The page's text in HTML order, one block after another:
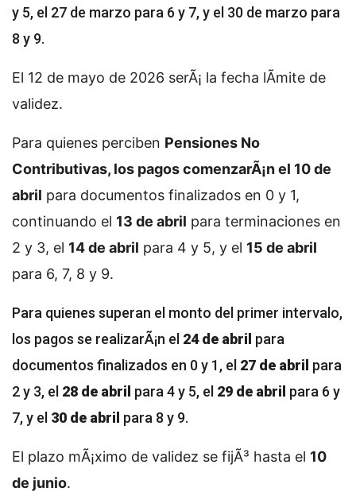
y 5, el 27 de marzo para 6 y 7, y el 30 de marzo para
8 y 9.
El 12 de mayo de 2026 serÃ¡ la fecha lÃ­mite de
validez.
Para quienes perciben Pensiones No
Contributivas, los pagos comenzarÃ¡n el 10 de
abril para documentos finalizados en 0 y 1,
continuando el 13 de abril para terminaciones en
2 y 3, el 14 de abril para 4 y 5, y el 15 de abril
para 6, 7, 8 y 9.
Para quienes superan el monto del primer intervalo,
los pagos se realizarÃ¡n el 24 de abril para
documentos finalizados en 0 y 1, el 27 de abril para
2 y 3, el 28 de abril para 4 y 5, el 29 de abril para 6 y
7, y el 30 de abril para 8 y 9.
El plazo mÃ¡ximo de validez se fijÃ³ hasta el 10
de junio.